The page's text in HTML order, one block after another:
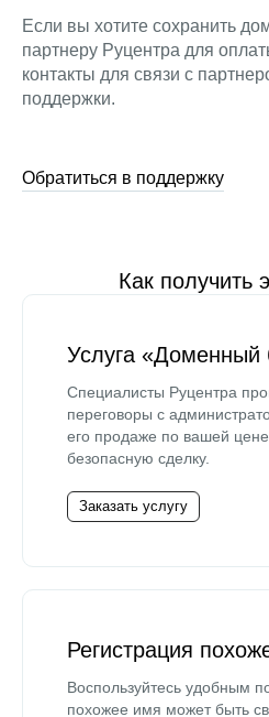
Если вы хотите сохранить
партнеру Руцентра для
контакты для связи с
поддержки.
Обратиться в поддержку
Как получить
Услуга «Доменный
Специалисты Руцентра
переговоры с
его продаже по вашей
безопасную сделку.
Заказать услугу
Регистрация
Воспользуйтесь удобным
похожее имя может быть